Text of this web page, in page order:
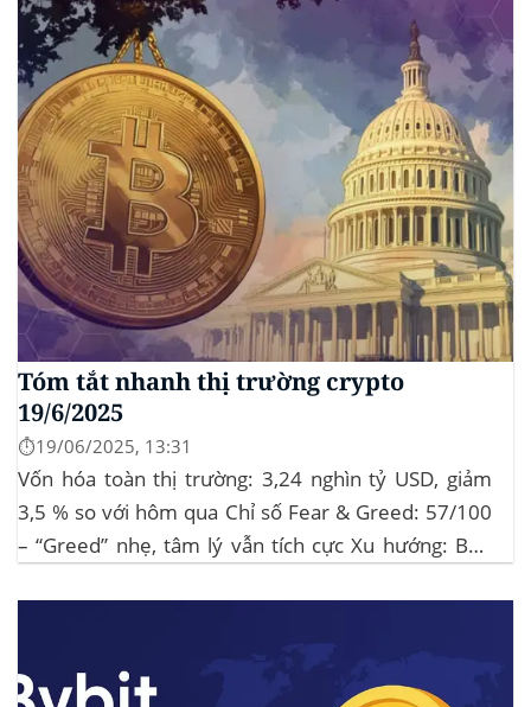
Tóm tắt nhanh thị trường crypto
19/6/2025
⏱️19/06/2025, 13:31
Vốn hóa toàn thị trường: 3,24 nghìn tỷ USD, giảm
3,5 % so với hôm qua Chỉ số Fear & Greed: 57/100
– “Greed” nhẹ, tâm lý vẫn tích cực Xu hướng: BTC